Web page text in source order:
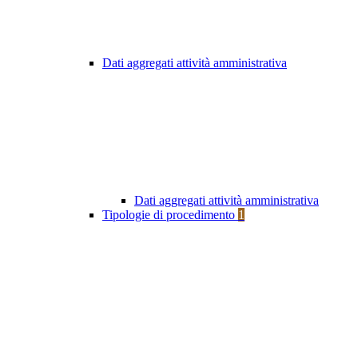
Dati aggregati attività amministrativa
Dati aggregati attività amministrativa
Tipologie di procedimento 1